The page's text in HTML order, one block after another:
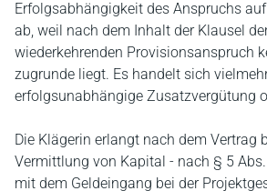
Erfolgsabhängigkeit des Anspruchs
ab, weil nach dem Inhalt der Klausel
wiederkehrenden Provisionsanspruch
zugrunde liegt. Es handelt sich
erfolgsunabhängige Zusatzvergütung
Die Klägerin erlangt nach dem Vertrag
Vermittlung von Kapital - nach § 5
mit dem Geldeingang bei der